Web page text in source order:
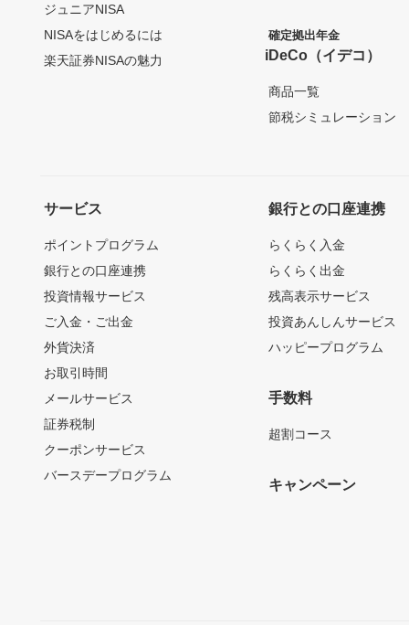
ジュニアNISA
NISAをはじめるには
楽天証券NISAの魅力
確定拠出年金
iDeCo（イデコ）
商品一覧
節税シミュレーション
サービス
ポイントプログラム
銀行との口座連携
投資情報サービス
ご入金・ご出金
外貨決済
お取引時間
メールサービス
証券税制
クーポンサービス
バースデープログラム
銀行との口座連携
らくらく入金
らくらく出金
残高表示サービス
投資あんしんサービス
ハッピープログラム
手数料
超割コース
キャンペーン